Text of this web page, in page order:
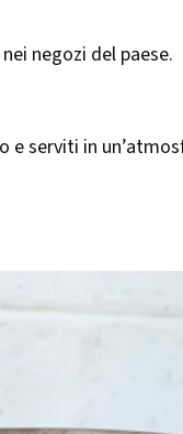
negozi del paese.
serviti in